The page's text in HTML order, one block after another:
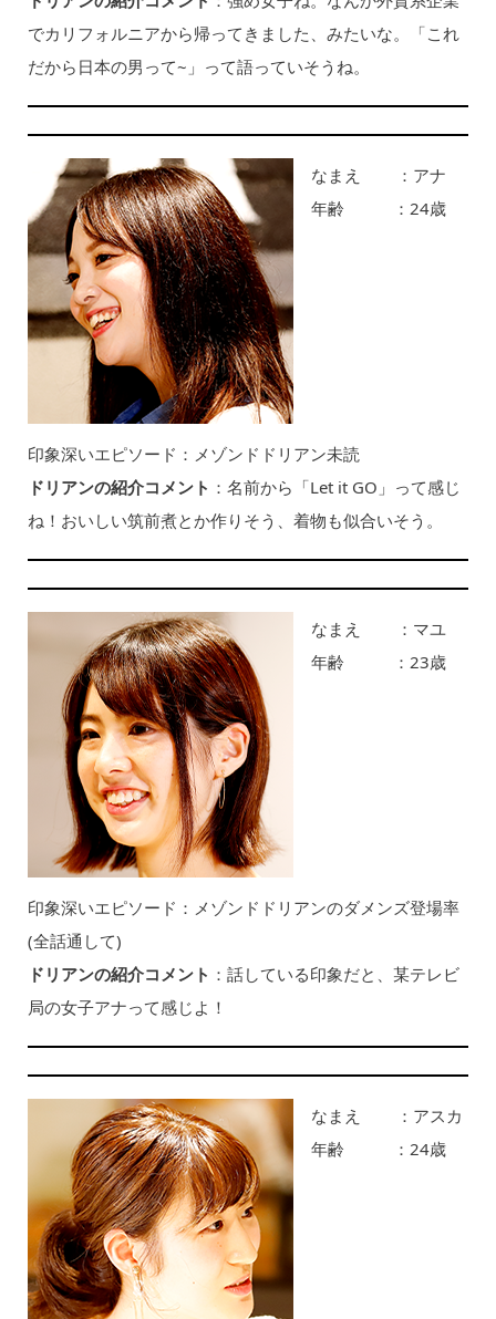
でカリフォルニアから帰ってきました、みたいな。「これ
だから日本の男って~」って語っていそうね。
なまえ ：アナ
年齢 ：24歳
印象深いエピソード：メゾンドドリアン未読
ドリアンの紹介コメント ：名前から「Let it GO」って感じ
ね！おいしい筑前煮とか作りそう、着物も似合いそう。
なまえ ：マユ
年齢 ：23歳
印象深いエピソード：メゾンドドリアンのダメンズ登場率
(全話通して)
ドリアンの紹介コメント ：話している印象だと、某テレビ
局の女子アナって感じよ！
なまえ ：アスカ
年齢 ：24歳